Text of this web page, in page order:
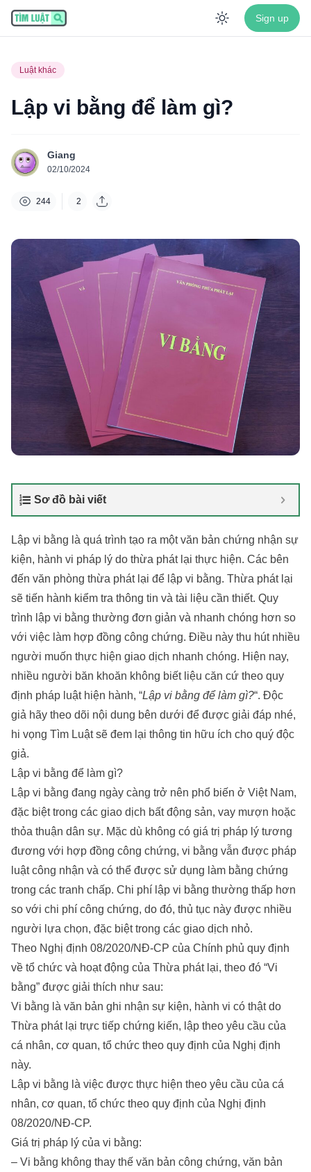
Enable
Sign up
Luật khác
Lập vi bằng để làm gì?
Giang
02/10/2024
244 2
Sơ đồ bài viết
Lập vi bằng là quá trình tạo ra một văn bản chứng nhận sự
kiện, hành vi pháp lý do thừa phát lại thực hiện. Các bên
đến văn phòng thừa phát lại để lập vi bằng. Thừa phát lại
sẽ tiến hành kiểm tra thông tin và tài liệu cần thiết. Quy
trình lập vi bằng thường đơn giản và nhanh chóng hơn so
với việc làm hợp đồng công chứng. Điều này thu hút nhiều
người muốn thực hiện giao dịch nhanh chóng. Hiện nay,
nhiều người băn khoăn không biết liệu căn cứ theo quy
định pháp luật hiện hành, “Lập vi bằng để làm gì?“. Độc
giả hãy theo dõi nội dung bên dưới để được giải đáp nhé,
hi vọng Tìm Luậtsẽ đem lại thông tin hữu ích cho quý độc
giả.
Lập vi bằng để làm gì?
Lập vi bằng đang ngày càng trở nên phổ biến ở Việt Nam,
đặc biệt trong các giao dịch bất động sản, vay mượn hoặc
thỏa thuận dân sự. Mặc dù không có giá trị pháp lý tương
đương với hợp đồng công chứng, vi bằng vẫn được pháp
luật công nhận và có thể được sử dụng làm bằng chứng
trong các tranh chấp. Chi phí lập vi bằng thường thấp hơn
so với chi phí công chứng, do đó, thủ tục này được nhiều
người lựa chọn, đặc biệt trong các giao dịch nhỏ.
Theo Nghị định 08/2020/NĐ-CP của Chính phủ quy định
về tổ chức và hoạt động của Thừa phát lại, theo đó “Vi
bằng” được giải thích như sau:
Vi bằng là văn bản ghi nhận sự kiện, hành vi có thật do
Thừa phát lại trực tiếp chứng kiến, lập theo yêu cầu của
cá nhân, cơ quan, tổ chức theo quy định của Nghị định
này.
Lập vi bằng là việc được thực hiện theo yêu cầu của cá
nhân, cơ quan, tổ chức theo quy định của Nghị định
08/2020/NĐ-CP.
Giá trị pháp lý của vi bằng:
– Vi bằng không thay thế văn bản công chứng, văn bản